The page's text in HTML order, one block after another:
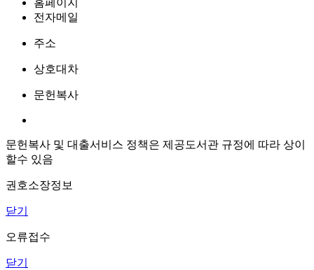
전자메일
주소
상호대차
문헌복사
문헌복사 및 대출서비스 정책은 제공도서관 규정에 따라 상이
할수 있음
권호소장정보
닫기
오류접수
닫기